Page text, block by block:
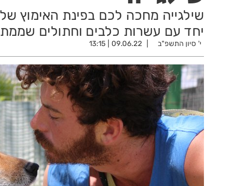
שילגייה מחכה לכם בפינת האימוץ
יחד עם עשרות כלבים וחתולים
י' סיון התשפ"ב 09.06.22 | 13:15